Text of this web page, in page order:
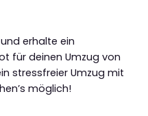
erhalte ein
für deinen Umzug von
stressfreier Umzug mit
möglich!